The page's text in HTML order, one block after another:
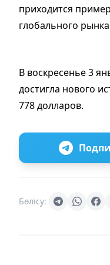
приходится
глобального
В воскресенье 3
достигла нового
778 долларов.
Бөлісу: